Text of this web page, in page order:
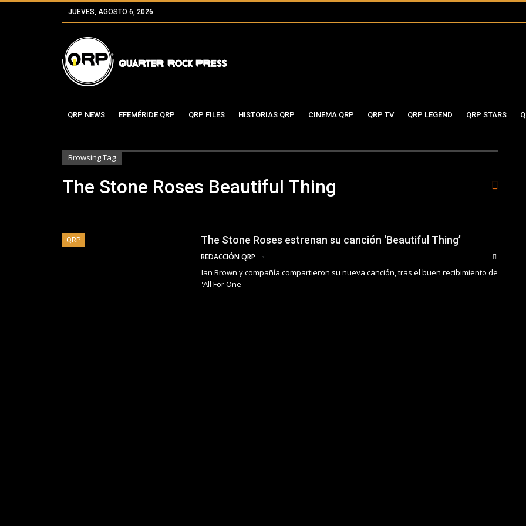
JUEVES, AGOSTO 6, 2026
QRP NEWS EFEMÉRIDE QRP QRP FILES HISTORIAS QRP CINEMA QRP QRP TV QRP LEGEND QRP STARS
Browsing Tag
The Stone Roses Beautiful Thing
QRP The Stone Roses estrenan su canción ‘Beautiful Thing’
REDACCIÓN QRP
Ian Brown y compañía compartieron su nueva canción, tras el buen recibimiento de
'All For One'